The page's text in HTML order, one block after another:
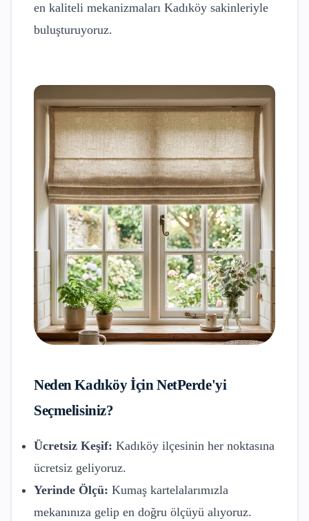
en kaliteli mekanizmaları Kadıköy sakinleriyle
buluşturuyoruz.
NedenKadıköyİçin NetPerde'yi
Seçmelisiniz?
Ücretsiz Keşif: Kadıköy ilçesinin her noktasına
ücretsiz geliyoruz.
Yerinde Ölçü: Kumaş kartelalarımızla
mekanınıza gelip en doğru ölçüyü alıyoruz.